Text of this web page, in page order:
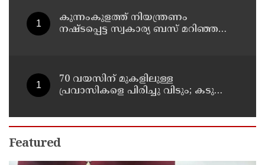
കുന്നംകുളത്ത് നിയന്ത്രണം
നഷ്ടപ്പെട്ട സ്വകാര്യ ബസ് മറിഞ്ഞ
70 വയസിന് മുകളിലുള്ള
പ്രവാസികളെ പിരിച്ചു വിടും; കടുത്ത
Featured